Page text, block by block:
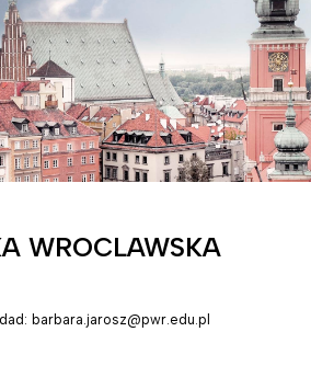
WROCLAWSKA
barbara.jarosz@pwr.edu.pl